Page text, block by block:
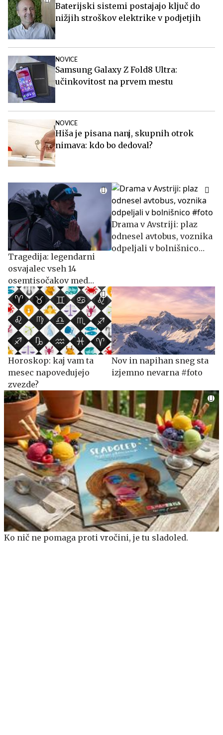
Baterijski sistemi postajajo ključ do
nižjih stroškov elektrike v podjetjih
NOVICE
Samsung Galaxy Z Fold8 Ultra:
učinkovitost na prvem mestu
NOVICE
Hiša je pisana nanj, skupnih otrok
nimava: kdo bo dedoval?
Tragedija: legendarni
osvajalec vseh 14
osemtisočakov med
pogrešanimi po plazu
#video
Drama v Avstriji: plaz
odnesel avtobus, voznika
odpeljali v bolnišnico
Horoskop: kaj vam ta
mesec napovedujejo
zvezde?
Nov in napihan sneg sta
izjemno nevarna #foto
Ko nič ne pomaga proti vročini, je tu sladoled.